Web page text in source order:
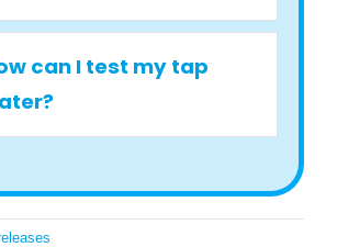
can I test my tap